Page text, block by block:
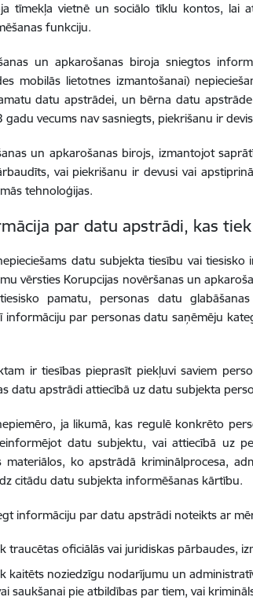
tīmekļa vietnē un sociālo tīklu kontos, lai
funkciju.
un apkarošanas biroja sniegtos
mobilās lietotnes izmantošanai)
datu apstrādei, un bērna datu
vecums nav sasniegts, piekrišanu ir
un apkarošanas birojs, izmantojot
vai piekrišanu ir devusi vai
tehnoloģijas.
par datu apstrādi, kas
datu subjekta tiesību vai
vērsties Korupcijas novēršanas un
pamatu, personas datu
informāciju par personas datu saņēmēju
ir tiesības pieprasīt piekļuvi saviem
datu apstrādi attiecībā uz datu subjekta
ja likumā, kas regulē konkrēto
datu subjektu, vai attiecībā uz
materiālos, ko apstrādā kriminālprocesa,
citādu datu subjekta informēšanas kārtību.
informāciju par datu apstrādi noteikts ar
traucētas oficiālās vai juridiskas pārbaudes,
kaitēts noziedzīgu nodarījumu un
saukšanai pie atbildības par tiem, vai